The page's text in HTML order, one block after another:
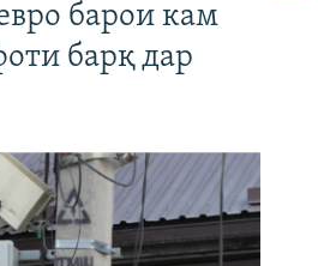
барои кам
барқ дар